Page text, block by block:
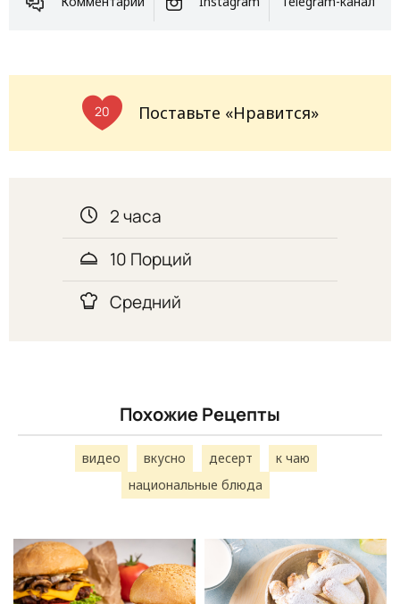
20 Поставьте «Нравится»
2 часа
10 Порций
Средний
Похожие Рецепты
видео вкусно десерт
к чаю
национальные блюда